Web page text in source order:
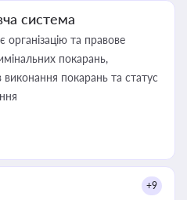
система
організацію та правове
покарань,
виконання покарань та статус
+9